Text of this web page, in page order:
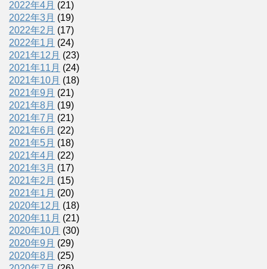
2022年4月 (21)
2022年3月 (19)
2022年2月 (17)
2022年1月 (24)
2021年12月 (23)
2021年11月 (24)
2021年10月 (18)
2021年9月 (21)
2021年8月 (19)
2021年7月 (21)
2021年6月 (22)
2021年5月 (18)
2021年4月 (22)
2021年3月 (17)
2021年2月 (15)
2021年1月 (20)
2020年12月 (18)
2020年11月 (21)
2020年10月 (30)
2020年9月 (29)
2020年8月 (25)